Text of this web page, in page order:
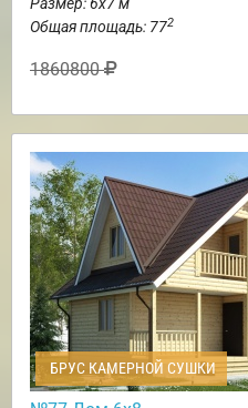
Размер: 6х7 м
Общая площадь: 772
1860800
БРУС КАМЕРНОЙ СУШКИ